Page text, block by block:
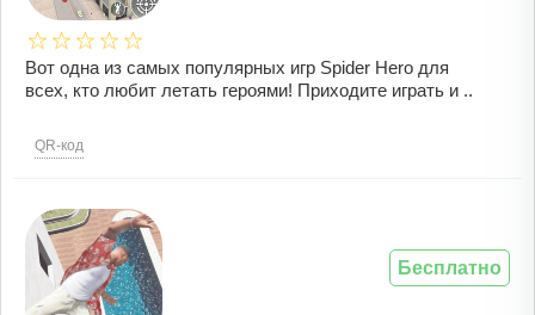
Вот одна из самых популярных игр Spider Hero для
всех, кто любит летать героями! Приходите играть и ..
QR-код
Бесплатно